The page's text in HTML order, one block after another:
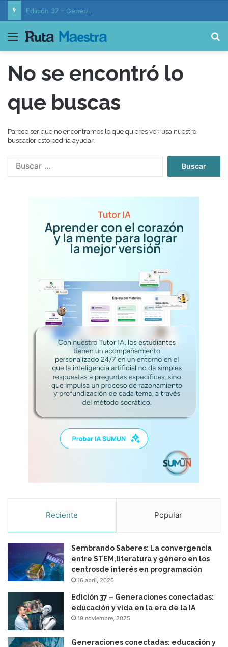
Menú
No se encontró lo
que buscas
Parece ser que no encontramos lo que quieres ver, usa nuestro
buscador esto podría ayudar.
:
Reciente Popular
Sembrando Saberes: La convergencia
entre STEM,literatura y género en los
centrosde interés en programación
16 abril, 2026
Edición 37 – Generaciones conectadas:
educación y vida en la era de la IA
19 noviembre, 2025
Generaciones conectadas: educación y